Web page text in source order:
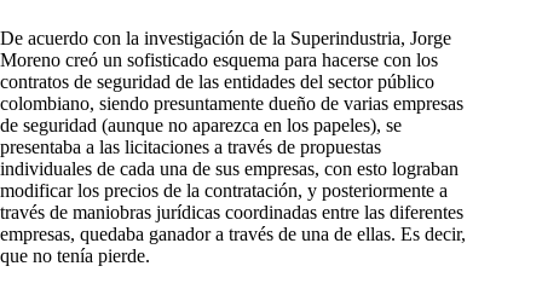
De acuerdo con la investigación de la Superindustria, Jorge
Moreno creó un sofisticado esquema para hacerse con los
contratos de seguridad de las entidades del sector público
colombiano, siendo presuntamente dueño de varias empresas
de seguridad (aunque no aparezca en los papeles), se
presentaba a las licitaciones a través de propuestas
individuales de cada una de sus empresas, con esto lograban
modificar los precios de la contratación, y posteriormente a
través de maniobras jurídicas coordinadas entre las diferentes
empresas, quedaba ganador a través de una de ellas. Es decir,
que no tenía pierde.